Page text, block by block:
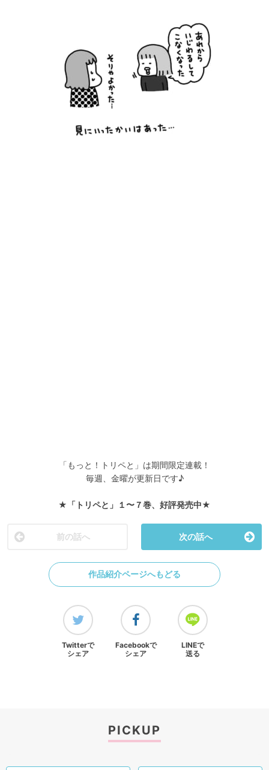
「もっと！トリペと」は期間限定連載！
毎週、金曜が更新日です♪
★「トリペと」１〜７巻、好評発売中★
前の話へ 次の話へ
作品紹介ページへもどる
Twitterで
シェア
Facebookで
シェア
LINEで
送る
PICKUP